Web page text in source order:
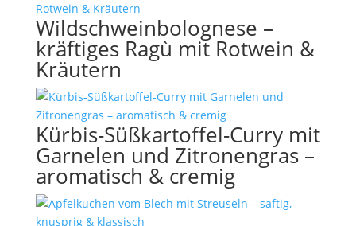
Wildschweinbolognese –
kräftiges Ragù mit Rotwein &
Kräutern
Kürbis-Süßkartoffel-Curry mit
Garnelen und Zitronengras –
aromatisch & cremig